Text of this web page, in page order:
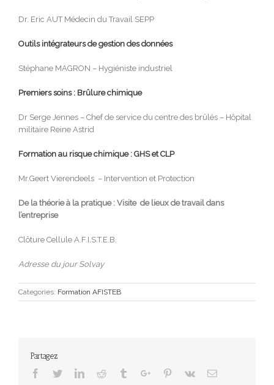
Dr. Eric AUT Médecin du Travail SEPP
Outils intégrateurs de gestion des données
Stéphane MAGRON – Hygiéniste industriel
Premiers soins : Brûlure chimique
Dr Serge Jennes – Chef de service du centre des brûlés – Hôpital
militaire Reine Astrid
Formation au risque chimique : GHS et CLP
Mr.Geert Vierendeels – Intervention et Protection
De la théorie à la pratique : Visite de lieux de travail dans
l’entreprise
Clôture Cellule A.F.I.S.T.E.B.
Adresse du jour Solvay
Categories: Formation AFISTEB
Partagez
Facebook
TwitterLinkedinReddit TumblrGoogle+Pinterest
Vk Email